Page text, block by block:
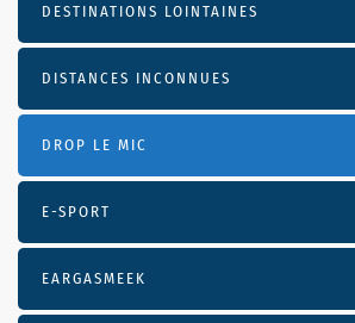
DESTINATIONS LOINTAINES
DISTANCES INCONNUES
DROP LE MIC
E-SPORT
EARGASMEEK